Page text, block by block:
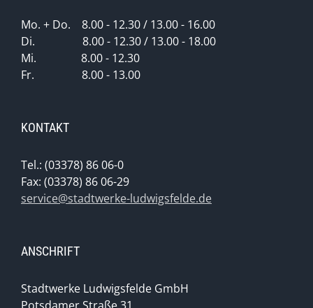
Mo. + Do. 8.00 - 12.30 / 13.00 - 16.00
Di. 8.00 - 12.30 / 13.00 - 18.00
Mi. 8.00 - 12.30
Fr. 8.00 - 13.00
KONTAKT
Tel.: (03378) 86 06-0
Fax: (03378) 86 06-29
service@stadtwerke-ludwigsfelde.de
ANSCHRIFT
Stadtwerke Ludwigsfelde GmbH